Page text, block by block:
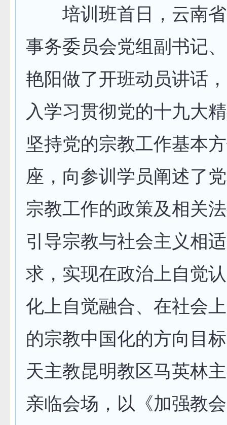
培训班首日，云南省
事务委员会党组副书记
艳阳做了开班动员讲话
入学习贯彻党的十九大
坚持党的宗教工作基本
座，向参训学员阐述了
宗教工作的政策及相关
引导宗教与社会主义相
求，实现在政治上自觉
化上自觉融合、在社会
的宗教中国化的方向目
天主教昆明教区马英林
亲临会场，以《加强教